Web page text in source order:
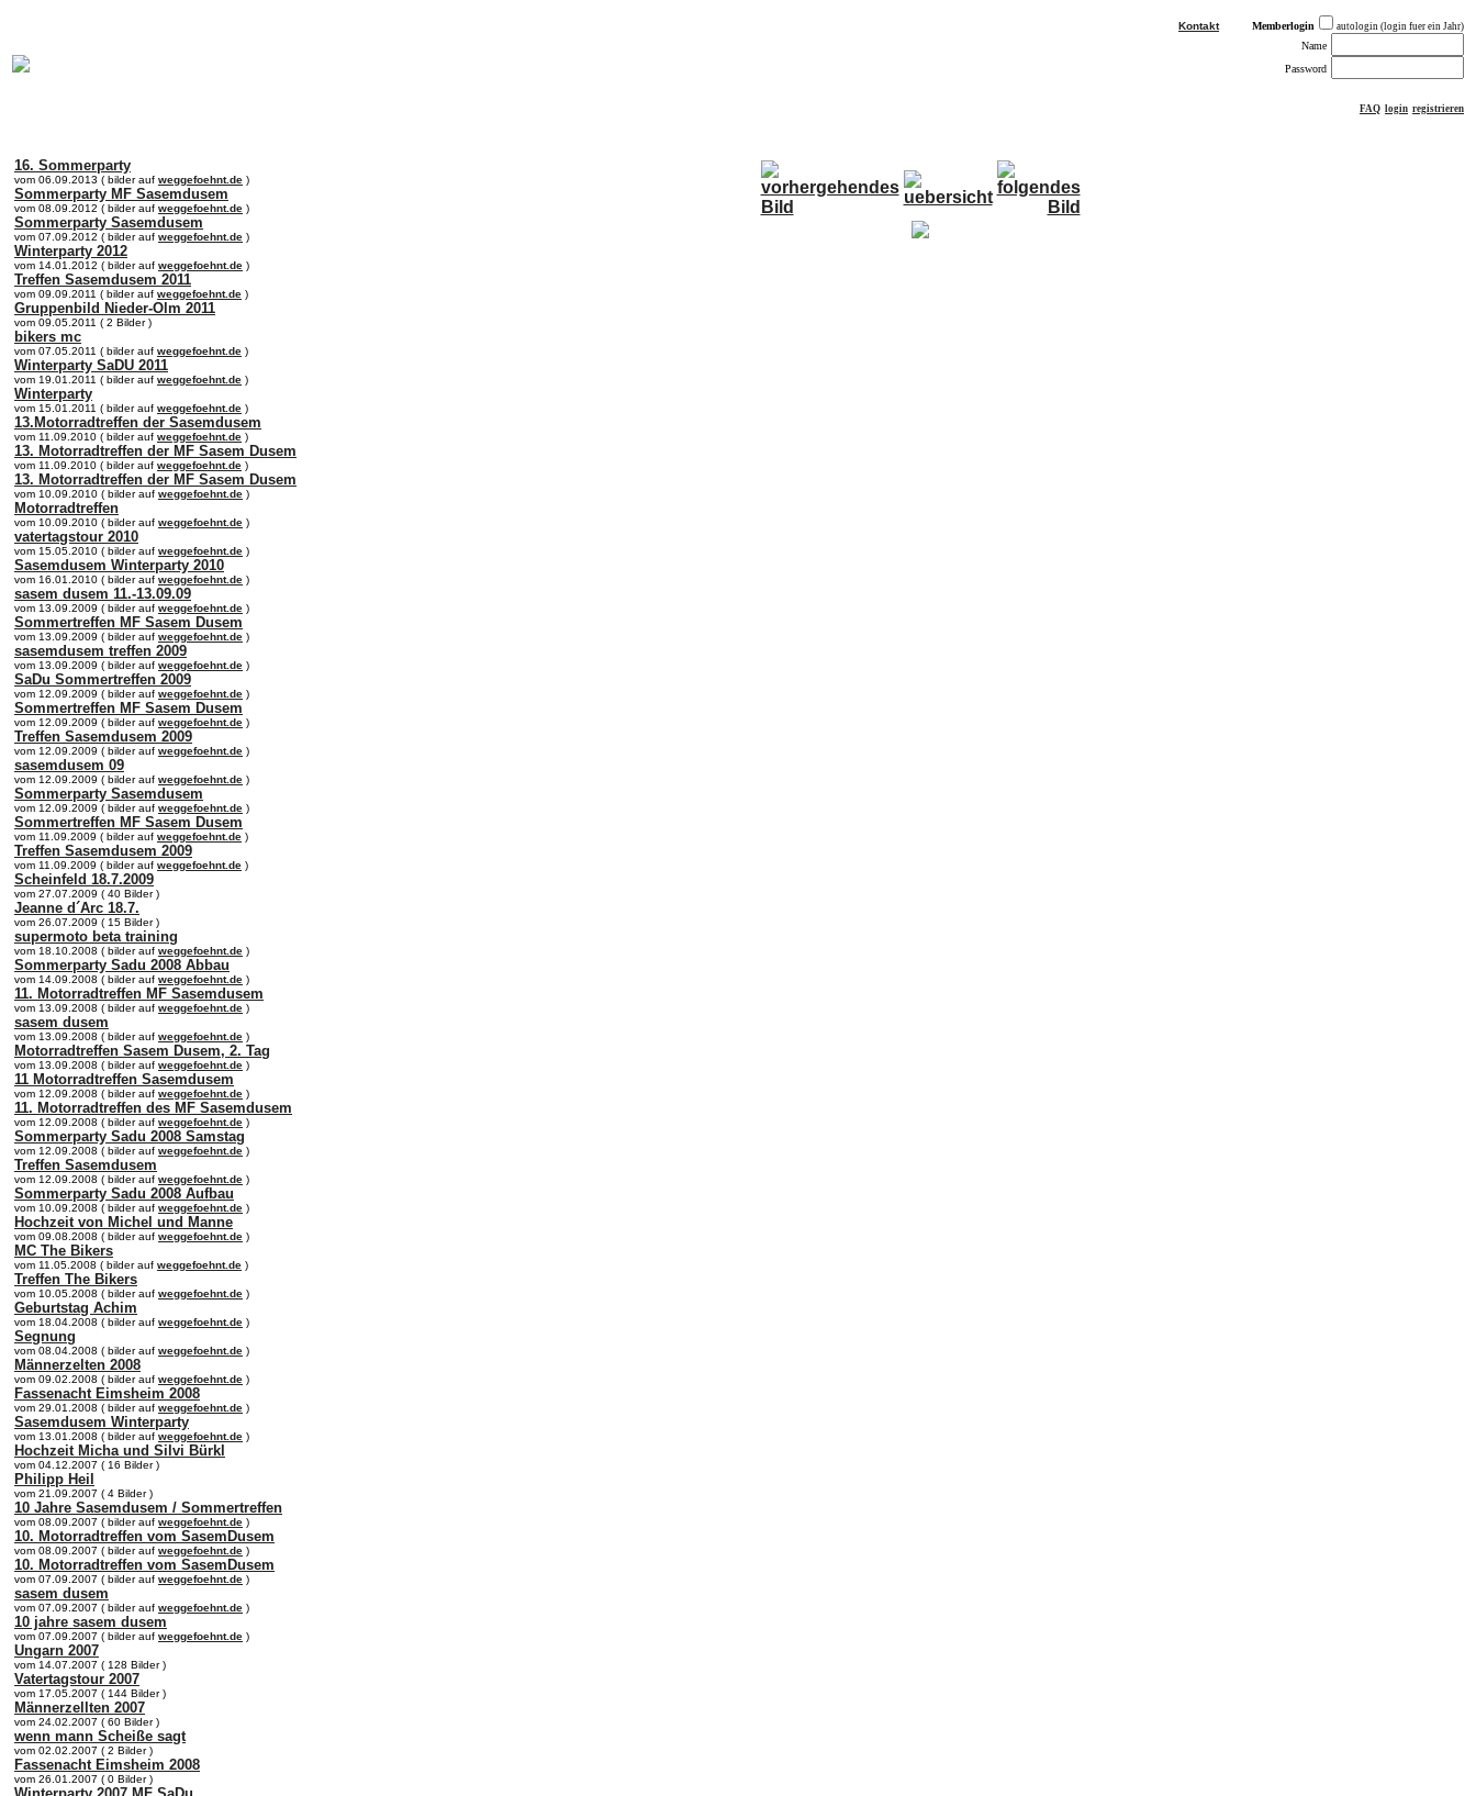
Kontakt Memberlogin autologin (login fuer ein Jahr)
Name
Password
FAQ login registrieren
16. Sommerparty
vom 06.09.2013 ( bilder auf weggefoehnt.de )
Sommerparty MF Sasemdusem
vom 08.09.2012 ( bilder auf weggefoehnt.de )
Sommerparty Sasemdusem
vom 07.09.2012 ( bilder auf weggefoehnt.de )
Winterparty 2012
vom 14.01.2012 ( bilder auf weggefoehnt.de )
Treffen Sasemdusem 2011
vom 09.09.2011 ( bilder auf weggefoehnt.de )
Gruppenbild Nieder-Olm 2011
vom 09.05.2011 ( 2 Bilder )
bikers mc
vom 07.05.2011 ( bilder auf weggefoehnt.de )
Winterparty SaDU 2011
vom 19.01.2011 ( bilder auf weggefoehnt.de )
Winterparty
vom 15.01.2011 ( bilder auf weggefoehnt.de )
13.Motorradtreffen der Sasemdusem
vom 11.09.2010 ( bilder auf weggefoehnt.de )
13. Motorradtreffen der MF Sasem Dusem
vom 11.09.2010 ( bilder auf weggefoehnt.de )
13. Motorradtreffen der MF Sasem Dusem
vom 10.09.2010 ( bilder auf weggefoehnt.de )
Motorradtreffen
vom 10.09.2010 ( bilder auf weggefoehnt.de )
vatertagstour 2010
vom 15.05.2010 ( bilder auf weggefoehnt.de )
Sasemdusem Winterparty 2010
vom 16.01.2010 ( bilder auf weggefoehnt.de )
sasem dusem 11.-13.09.09
vom 13.09.2009 ( bilder auf weggefoehnt.de )
Sommertreffen MF Sasem Dusem
vom 13.09.2009 ( bilder auf weggefoehnt.de )
sasemdusem treffen 2009
vom 13.09.2009 ( bilder auf weggefoehnt.de )
SaDu Sommertreffen 2009
vom 12.09.2009 ( bilder auf weggefoehnt.de )
Sommertreffen MF Sasem Dusem
vom 12.09.2009 ( bilder auf weggefoehnt.de )
Treffen Sasemdusem 2009
vom 12.09.2009 ( bilder auf weggefoehnt.de )
sasemdusem 09
vom 12.09.2009 ( bilder auf weggefoehnt.de )
Sommerparty Sasemdusem
vom 12.09.2009 ( bilder auf weggefoehnt.de )
Sommertreffen MF Sasem Dusem
vom 11.09.2009 ( bilder auf weggefoehnt.de )
Treffen Sasemdusem 2009
vom 11.09.2009 ( bilder auf weggefoehnt.de )
Scheinfeld 18.7.2009
vom 27.07.2009 ( 40 Bilder )
Jeanne d´Arc 18.7.
vom 26.07.2009 ( 15 Bilder )
supermoto beta training
vom 18.10.2008 ( bilder auf weggefoehnt.de )
Sommerparty Sadu 2008 Abbau
vom 14.09.2008 ( bilder auf weggefoehnt.de )
11. Motorradtreffen MF Sasemdusem
vom 13.09.2008 ( bilder auf weggefoehnt.de )
sasem dusem
vom 13.09.2008 ( bilder auf weggefoehnt.de )
Motorradtreffen Sasem Dusem, 2. Tag
vom 13.09.2008 ( bilder auf weggefoehnt.de )
11 Motorradtreffen Sasemdusem
vom 12.09.2008 ( bilder auf weggefoehnt.de )
11. Motorradtreffen des MF Sasemdusem
vom 12.09.2008 ( bilder auf weggefoehnt.de )
Sommerparty Sadu 2008 Samstag
vom 12.09.2008 ( bilder auf weggefoehnt.de )
Treffen Sasemdusem
vom 12.09.2008 ( bilder auf weggefoehnt.de )
Sommerparty Sadu 2008 Aufbau
vom 10.09.2008 ( bilder auf weggefoehnt.de )
Hochzeit von Michel und Manne
vom 09.08.2008 ( bilder auf weggefoehnt.de )
MC The Bikers
vom 11.05.2008 ( bilder auf weggefoehnt.de )
Treffen The Bikers
vom 10.05.2008 ( bilder auf weggefoehnt.de )
Geburtstag Achim
vom 18.04.2008 ( bilder auf weggefoehnt.de )
Segnung
vom 08.04.2008 ( bilder auf weggefoehnt.de )
Männerzelten 2008
vom 09.02.2008 ( bilder auf weggefoehnt.de )
Fassenacht Eimsheim 2008
vom 29.01.2008 ( bilder auf weggefoehnt.de )
Sasemdusem Winterparty
vom 13.01.2008 ( bilder auf weggefoehnt.de )
Hochzeit Micha und Silvi Bürkl
vom 04.12.2007 ( 16 Bilder )
Philipp Heil
vom 21.09.2007 ( 4 Bilder )
10 Jahre Sasemdusem / Sommertreffen
vom 08.09.2007 ( bilder auf weggefoehnt.de )
10. Motorradtreffen vom SasemDusem
vom 08.09.2007 ( bilder auf weggefoehnt.de )
10. Motorradtreffen vom SasemDusem
vom 07.09.2007 ( bilder auf weggefoehnt.de )
sasem dusem
vom 07.09.2007 ( bilder auf weggefoehnt.de )
10 jahre sasem dusem
vom 07.09.2007 ( bilder auf weggefoehnt.de )
Ungarn 2007
vom 14.07.2007 ( 128 Bilder )
Vatertagstour 2007
vom 17.05.2007 ( 144 Bilder )
Männerzellten 2007
vom 24.02.2007 ( 60 Bilder )
wenn mann Scheiße sagt
vom 02.02.2007 ( 2 Bilder )
Fassenacht Eimsheim 2008
vom 26.01.2007 ( 0 Bilder )